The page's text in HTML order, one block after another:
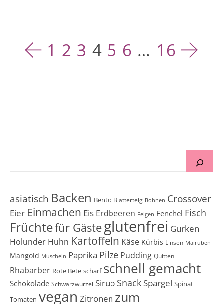
1 2 3 4 5 6 … 16
asiatisch Backen Bento Blätterteig Bohnen Crossover
Eier Einmachen Eis Erdbeeren Feigen Fenchel Fisch
Früchtefür Gästeglutenfrei Gurken
Holunder Huhn Kartoffeln Käse Kürbis Linsen Mairüben
Mangold Muscheln Paprika Pilze Pudding Quitten
Rhabarber Rote Bete scharf schnell gemacht
Schokolade Schwarzwurzel Sirup Snack Spargel Spinat
Tomaten vegan Zitronen zum